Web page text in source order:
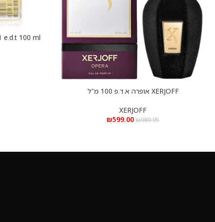
הוספה לסלXERJOFF אופרה א.ד.פ 100 מ”ל
XERJOFF
₪989.95
₪599.00
הוספה לסל